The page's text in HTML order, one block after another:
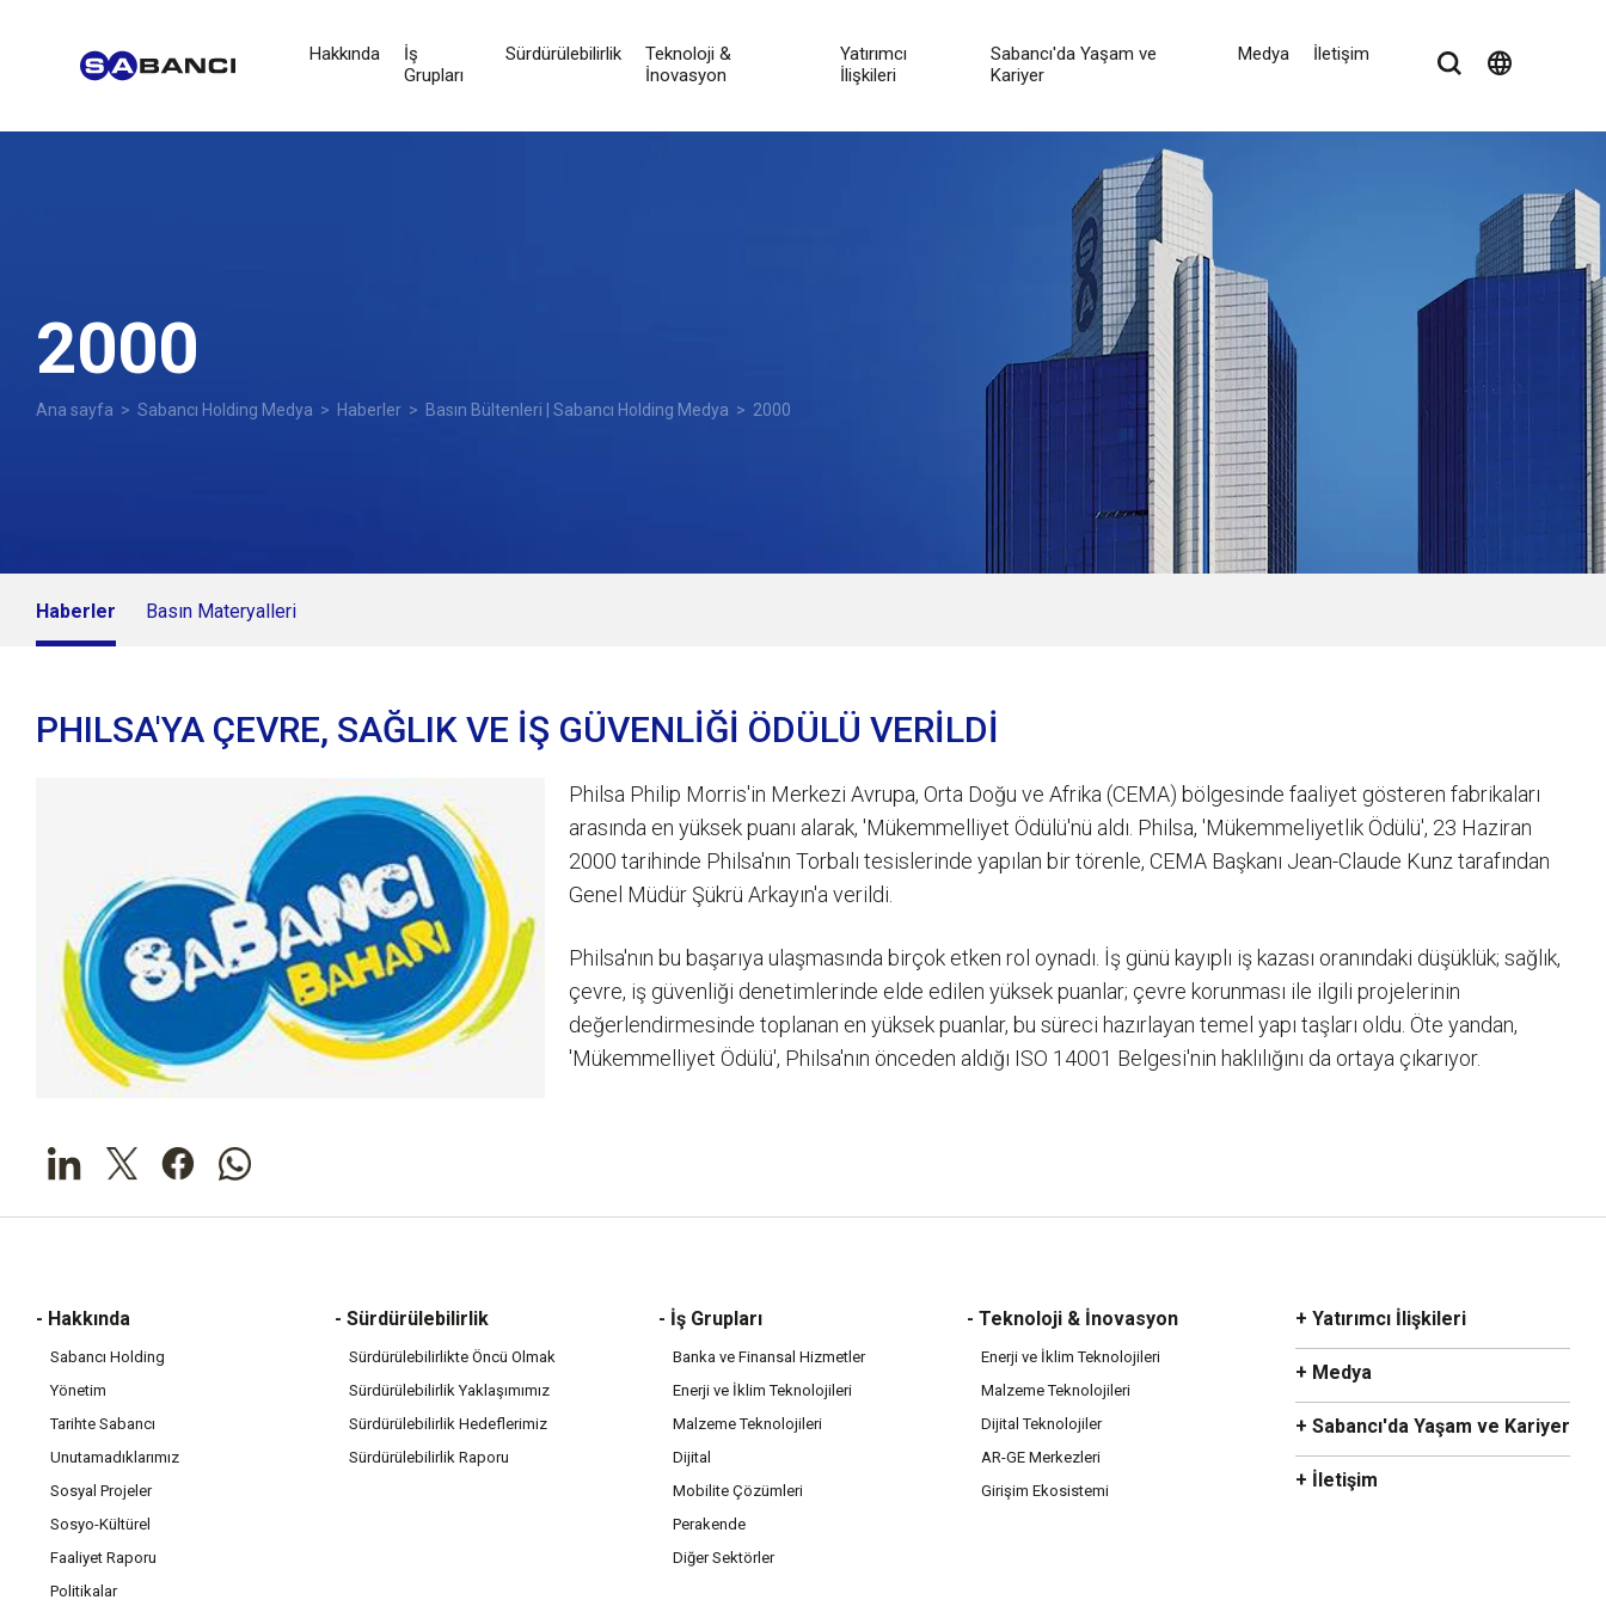
Hakkında
İş
Grupları
Sürdürülebilirlik
Teknoloji &
İnovasyon
Yatırımcı
İlişkileri
Sabancı'da Yaşam ve
Kariyer
Medya İletişim language
2000
Ana sayfa > Sabancı Holding Medya > Haberler > Basın Bültenleri | Sabancı Holding Medya > 2000
Haberler Basın Materyalleri
PHILSA'YA ÇEVRE, SAĞLIK VE İŞ GÜVENLİĞİ ÖDÜLÜ VERİLDİ
Philsa Philip Morris'in Merkezi Avrupa, Orta Doğu ve Afrika (CEMA) bölgesinde faaliyet gösteren fabrikaları
arasında en yüksek puanı alarak, 'Mükemmelliyet Ödülü'nü aldı. Philsa, 'Mükemmeliyetlik Ödülü', 23 Haziran
2000 tarihinde Philsa'nın Torbalı tesislerinde yapılan bir törenle, CEMA Başkanı Jean-Claude Kunz tarafından
Genel Müdür Şükrü Arkayın'a verildi.
Philsa'nın bu başarıya ulaşmasında birçok etken rol oynadı. İş günü kayıplı iş kazası oranındaki düşüklük; sağlık,
çevre, iş güvenliği denetimlerinde elde edilen yüksek puanlar; çevre korunması ile ilgili projelerinin
değerlendirmesinde toplanan en yüksek puanlar, bu süreci hazırlayan temel yapı taşları oldu. Öte yandan,
'Mükemmelliyet Ödülü', Philsa'nın önceden aldığı ISO 14001 Belgesi'nin haklılığını da ortaya çıkarıyor.
- Hakkında
Sabancı Holding
Yönetim
Tarihte Sabancı
Unutamadıklarımız
Sosyal Projeler
Sosyo-Kültürel
Faaliyet Raporu
Politikalar
- Sürdürülebilirlik
Sürdürülebilirlikte Öncü Olmak
Sürdürülebilirlik Yaklaşımımız
Sürdürülebilirlik Hedeflerimiz
Sürdürülebilirlik Raporu
- İş Grupları
Banka ve Finansal Hizmetler
Enerji ve İklim Teknolojileri
Malzeme Teknolojileri
Dijital
Mobilite Çözümleri
Perakende
Diğer Sektörler
- Teknoloji & İnovasyon
Enerji ve İklim Teknolojileri
Malzeme Teknolojileri
Dijital Teknolojiler
AR-GE Merkezleri
Girişim Ekosistemi
+ Yatırımcı İlişkileri
+ Medya
+ Sabancı'da Yaşam ve Kariyer
+ İletişim